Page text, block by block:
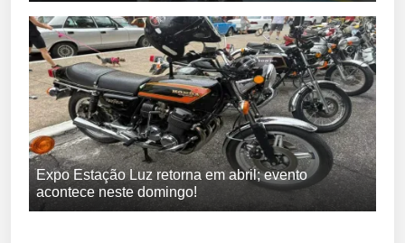
Expo Estação Luz retorna em abril; evento
acontece neste domingo!